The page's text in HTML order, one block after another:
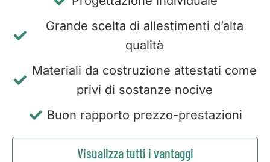
Grande scelta di allestimenti d’alta
qualità
Materiali da costruzione attestati come
privi di sostanze nocive
Buon rapporto prezzo-prestazioni
Visualizza tutti i vantaggi